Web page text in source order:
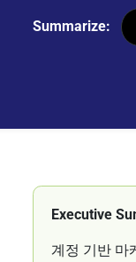
Summarize:
Executive
계정 기반 마